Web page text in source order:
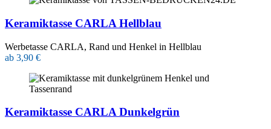
Keramiktasse CARLA Hellblau
Werbetasse CARLA, Rand und Henkel in Hellblau
ab 3,90 €
Keramiktasse CARLA Dunkelgrün